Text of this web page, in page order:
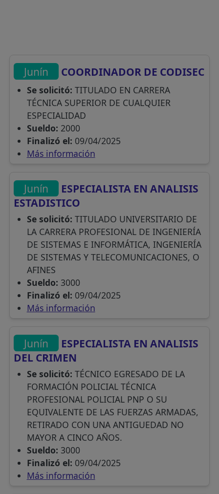
Junín COORDINADOR DE CODISEC
Se solicitó: TITULADO EN CARRERA
TÉCNICA SUPERIOR DE CUALQUIER
ESPECIALIDAD
Sueldo: 2000
Finalizó el: 09/04/2025
Más información
Junín
ESPECIALISTA EN ANALISIS
ESTADISTICO
Se solicitó: TITULADO UNIVERSITARIO DE
LA CARRERA PROFESIONAL DE INGENIERÍA
DE SISTEMAS E INFORMÁTICA, INGENIERÍA
DE SISTEMAS Y TELECOMUNICACIONES, O
AFINES
Sueldo: 3000
Finalizó el: 09/04/2025
Más información
Junín
ESPECIALISTA EN ANALISIS
DEL CRIMEN
Se solicitó: TÉCNICO EGRESADO DE LA
FORMACIÓN POLICIAL TÉCNICA
PROFESIONAL POLICIAL PNP O SU
EQUIVALENTE DE LAS FUERZAS ARMADAS,
RETIRADO CON UNA ANTIGUEDAD NO
MAYOR A CINCO AÑOS.
Sueldo: 3000
Finalizó el: 09/04/2025
Más información